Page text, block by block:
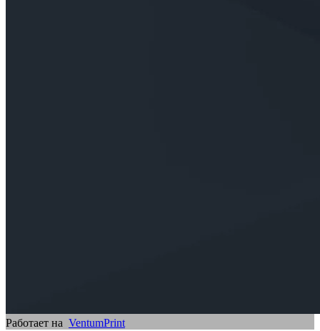
Работает на VentumPrint